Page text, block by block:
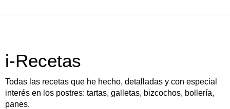
i-Recetas
Todas las recetas que he hecho, detalladas y con especial
interés en los postres: tartas, galletas, bizcochos, bollería,
panes.